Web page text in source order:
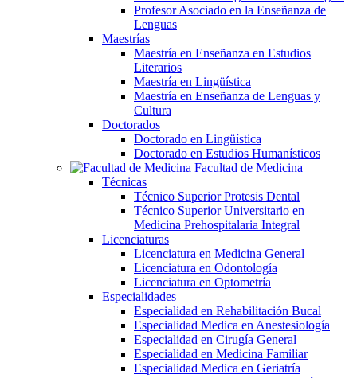
Profesor Asociado en la Enseñanza de
Lenguas
Maestrías
Maestría en Enseñanza en Estudios
Literarios
Maestría en Lingüística
Maestría en Enseñanza de Lenguas y
Cultura
Doctorados
Doctorado en Lingüística
Doctorado en Estudios Humanísticos
Facultad de Medicina
Técnicas
Técnico Superior Protesis Dental
Técnico Superior Universitario en
Medicina Prehospitalaria Integral
Licenciaturas
Licenciatura en Medicina General
Licenciatura en Odontología
Licenciatura en Optometría
Especialidades
Especialidad en Rehabilitación Bucal
Especialidad Medica en Anestesiología
Especialidad en Cirugía General
Especialidad en Medicina Familiar
Especialidad Medica en Geriatría